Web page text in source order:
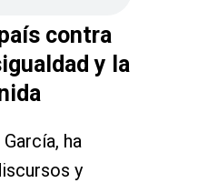
contra
y la
ha
y